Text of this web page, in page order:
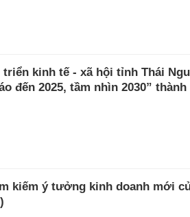
triển kinh tế - xã hội tỉnh Thái
đến 2025, tầm nhìn 2030”
kiếm ý tưởng kinh doanh mới